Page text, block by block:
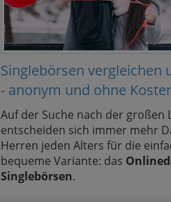
Singlebörsen vergleichen
- anonym und ohne
Auf der Suche nach der großen
entscheiden sich immer mehr
Herren jeden Alters für die
bequeme Variante: das
Singlebörsen.